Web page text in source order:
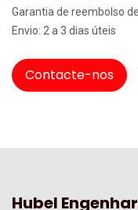
Garantia de reembolso
Envio: 2 a 3 dias úteis
Contacte-nos
Hubel